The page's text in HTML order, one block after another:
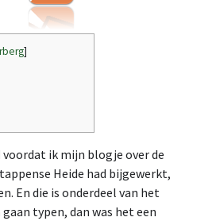
]
voordat ik mijn blogje over de
Heide had bijgewerkt,
En die is onderdeel van het
typen, dan was het een